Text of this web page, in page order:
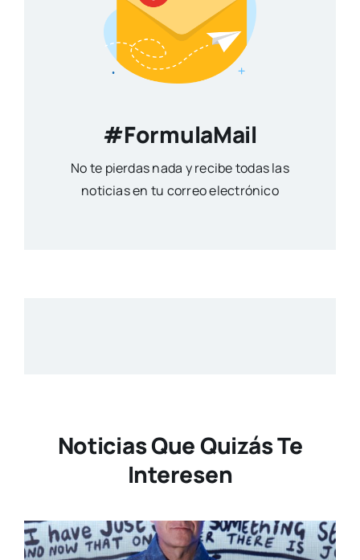
#FormulaMail
No te pierdas nada y recibe todas las
noticias en tu correo electrónico
Noticias Que Quizás Te
Interesen